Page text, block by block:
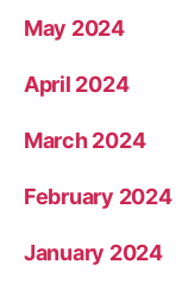
May 2024
April 2024
March 2024
February 2024
January 2024